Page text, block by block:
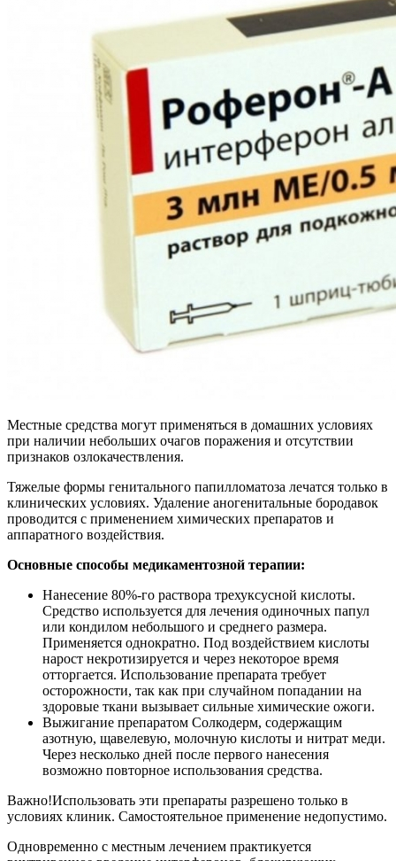
Местные средства могут применяться в домашних условиях
при наличии небольших очагов поражения и отсутствии
признаков озлокачествления.
Тяжелые формы генитального папилломатоза лечатся только в
клинических условиях. Удаление аногенитальные бородавок
проводится с применением химических препаратов и
аппаратного воздействия.
Основные способы медикаментозной терапии:
Нанесение 80%-го раствора трехуксусной кислоты.
Средство используется для лечения одиночных папул
или кондилом небольшого и среднего размера.
Применяется однократно. Под воздействием кислоты
нарост некротизируется и через некоторое время
отторгается. Использование препарата требует
осторожности, так как при случайном попадании на
здоровые ткани вызывает сильные химические ожоги.
Выжигание препаратом Солкодерм, содержащим
азотную, щавелевую, молочную кислоты и нитрат меди.
Через несколько дней после первого нанесения
возможно повторное использования средства.
Важно!Использовать эти препараты разрешено только в
условиях клиник. Самостоятельное применение недопустимо.
Одновременно с местным лечением практикуется